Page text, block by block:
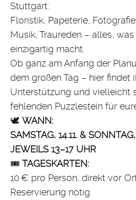
Stuttgart:
Floristik, Papeterie,
Musik, Traureden – alles,
einzigartig macht.
Ob ganz am Anfang der
dem großen Tag – hier findet
Unterstützung und vielleicht
fehlenden Puzzlestein für
🕊️ WANN:
SAMSTAG, 14.11. & SONNTAG,
JEWEILS 13–17 UHR
🎟️ TAGESKARTEN:
10 € pro Person, direkt vor
Reservierung nötig.